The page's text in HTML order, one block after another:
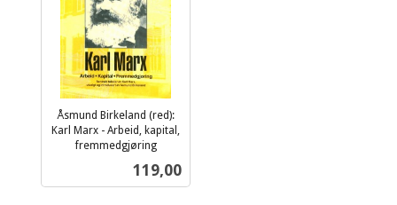
Åsmund Birkeland (red):
Karl Marx - Arbeid, kapital,
fremmedgjøring
Pris
119,00